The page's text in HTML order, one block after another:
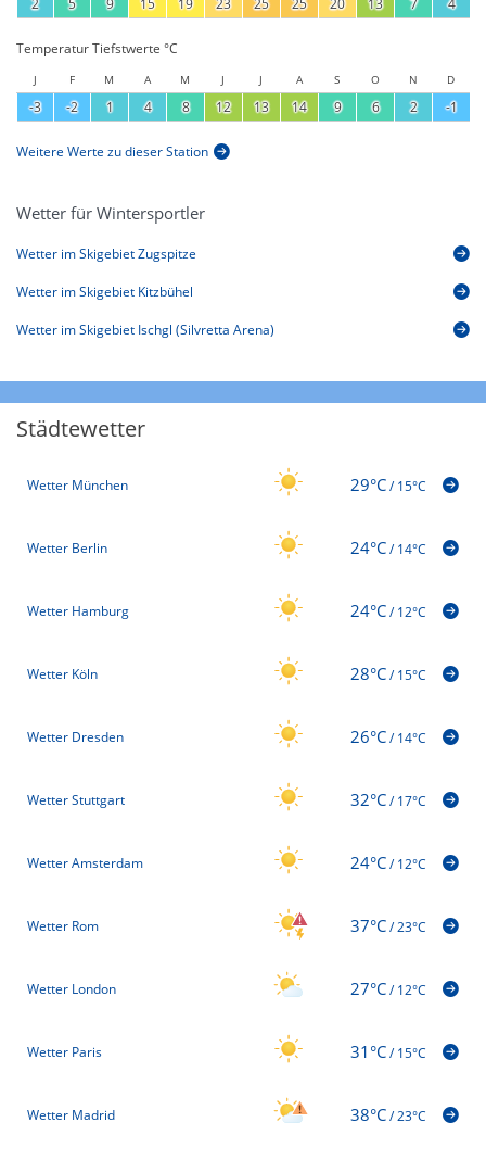
Temperatur Tiefstwerte °C
J F M A M J J A S O N D
-3 -2 1 4 8 12 13 14 9 6 2 -1
Weitere Werte zu dieser Station
Wetter für Wintersportler
Wetter im Skigebiet Zugspitze
Wetter im Skigebiet Kitzbühel
Wetter im Skigebiet Ischgl (Silvretta Arena)
Städtewetter
Wetter München 29°C/15°C
Wetter Berlin 24°C/14°C
Wetter Hamburg 24°C/12°C
Wetter Köln 28°C/15°C
Wetter Dresden 26°C/14°C
Wetter Stuttgart 32°C/17°C
Wetter Amsterdam 24°C/12°C
Wetter Rom 37°C/23°C
Wetter London 27°C/12°C
Wetter Paris 31°C/15°C
Wetter Madrid 38°C/23°C